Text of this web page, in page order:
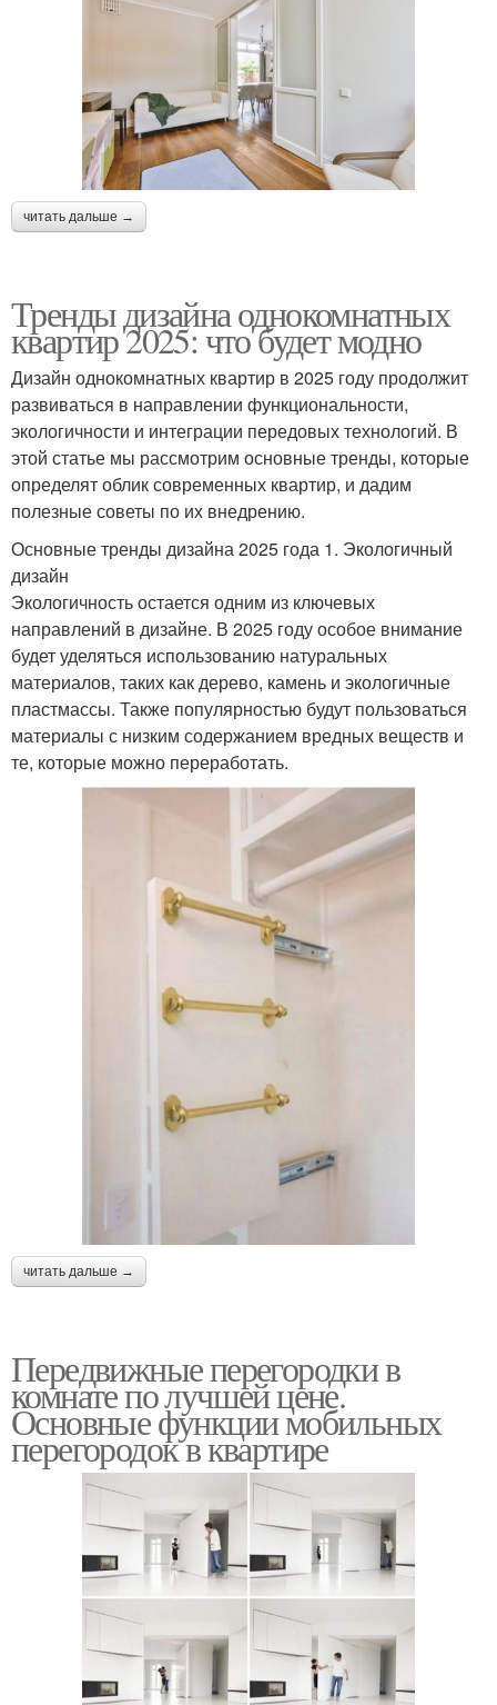
читать дальше →
Тренды дизайна однокомнатных
квартир 2025: что будет модно
Дизайн однокомнатных квартир в 2025 году продолжит
развиваться в направлении функциональности,
экологичности и интеграции передовых технологий. В
этой статье мы рассмотрим основные тренды, которые
определят облик современных квартир, и дадим
полезные советы по их внедрению.
Основные тренды дизайна 2025 года 1. Экологичный
дизайн
Экологичность остается одним из ключевых
направлений в дизайне. В 2025 году особое внимание
будет уделяться использованию натуральных
материалов, таких как дерево, камень и экологичные
пластмассы. Также популярностью будут пользоваться
материалы с низким содержанием вредных веществ и
те, которые можно переработать.
читать дальше →
Передвижные перегородки в
комнате по лучшей цене.
Основные функции мобильных
перегородок в квартире